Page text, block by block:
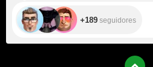
+189 seguidores